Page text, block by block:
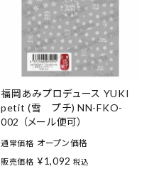
福岡あみプロデュース YUKI
petit (雪 プチ) NN-FKO-
002 （メール便可）
通常価格 オープン価格
販売価格 ¥1,092 税込